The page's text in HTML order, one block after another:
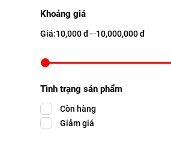
Khoảng giá
Giá:10,000 đ 10,000,000 đ
Tình trạng sản phẩm
Còn hàng
Giảm giá